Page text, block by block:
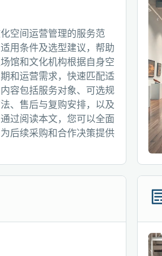
空间运营管理的服务范
用条件及选型建议，帮助
馆和文化机构根据自身空
和运营需求，快速匹配适
容包括服务对象、可选规
、售后与复购安排，以及
过阅读本文，您可以全面
后续采购和合作决策提供